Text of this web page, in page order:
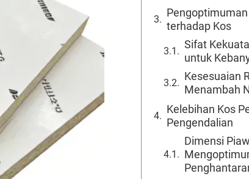
terhadap Kos
Sifat
untuk
Kesesuaian
Menambah
Kelebihan Kos
Pengendalian
Dimensi